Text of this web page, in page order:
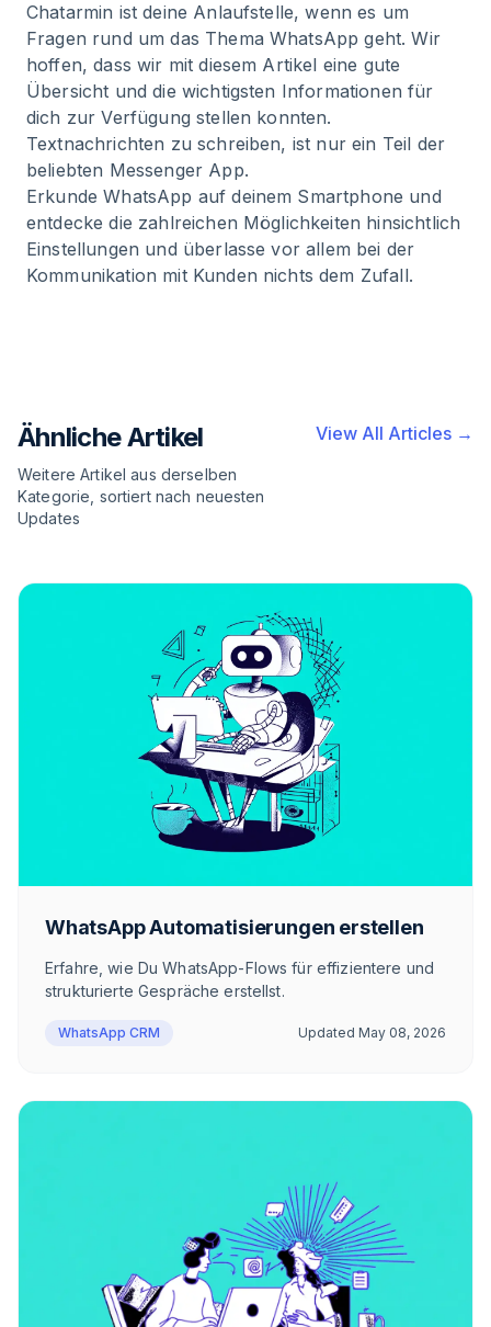
Chatarmin ist deine Anlaufstelle, wenn es um
Fragen rund um das Thema WhatsApp geht. Wir
hoffen, dass wir mit diesem Artikel eine gute
Übersicht und die wichtigsten Informationen für
dich zur Verfügung stellen konnten.
Textnachrichten zu schreiben, ist nur ein Teil der
beliebten Messenger App.
Erkunde WhatsApp auf deinem Smartphone und
entdecke die zahlreichen Möglichkeiten hinsichtlich
Einstellungen und überlasse vor allem bei der
Kommunikation mit Kunden nichts dem Zufall.
Ähnliche Artikel
Weitere Artikel aus derselben
Kategorie, sortiert nach neuesten
Updates
View All Articles →
WhatsApp Automatisierungen erstellen
Erfahre, wie Du WhatsApp-Flows für effizientere und
strukturierte Gespräche erstellst.
WhatsApp CRM Updated May 08, 2026